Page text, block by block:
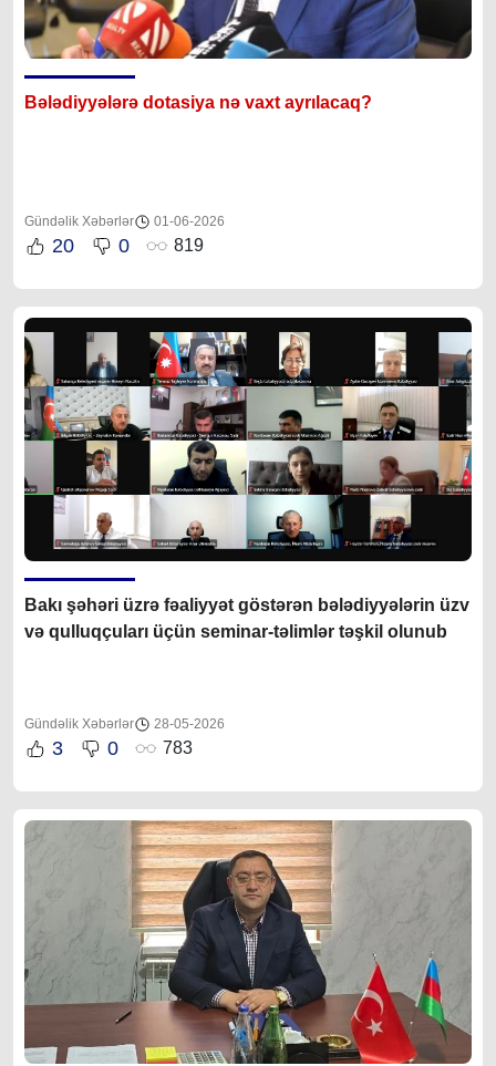
Bələdiyyələrə dotasiya nə vaxt ayrılacaq?
Gündəlik Xəbərlər 01-06-2026
20 0 819
Bakı şəhəri üzrə fəaliyyət göstərən bələdiyyələrin üzv
və qulluqçuları üçün seminar-təlimlər təşkil olunub
Gündəlik Xəbərlər 28-05-2026
3 0 783